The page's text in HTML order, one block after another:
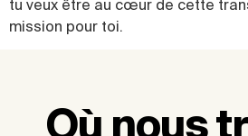
tu veux être au cœur de cette
mission pour toi.
Où nous